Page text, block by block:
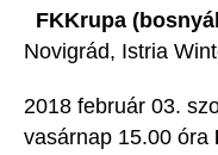
FKKrupa
Novigrád, Istria
2018 február 03.
vasárnap 15.00 óra